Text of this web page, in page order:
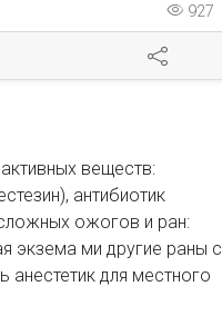
язвах, пролежнях,927
веществ:
антибиотик
ожогов и ран:
экзема ми другие раны с
для местного